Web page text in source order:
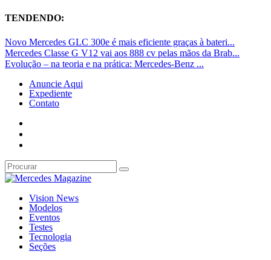
TENDENDO:
Novo Mercedes GLC 300e é mais eficiente graças à bateri...
Mercedes Classe G V12 vai aos 888 cv pelas mãos da Brab...
Evolução – na teoria e na prática: Mercedes-Benz ...
Anuncie Aqui
Expediente
Contato
Vision News
Modelos
Eventos
Testes
Tecnologia
Seções